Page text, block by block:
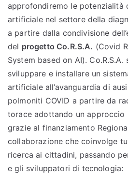
approfondiremo le potenzialità
artificiale nel settore della
a partire dalla condivisione
del progetto Co.R.S.A. (Covid
System based on AI).
sviluppare e installare un
artificiale all’avanguardia di
polmoniti COVID a partire da
torace adottando un approccio
grazie al finanziamento
collaborazione che coinvolge
ricerca ai cittadini, passando
e gli sviluppatori di tecnologia: